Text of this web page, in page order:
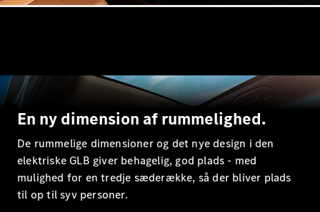
Showroom
A-Klasse
En ny dimension af rummelighed.
De rummelige dimensioner og det nye design i den
elektriske GLB giver behagelig, god plads - med
mulighed for en tredje sæderække, så der bliver plads
til op til syv personer.